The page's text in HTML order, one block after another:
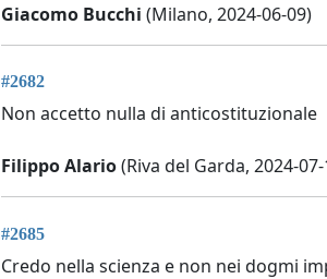
Giacomo Bucchi (Milano, 2024-06-09)
#2682
Non accetto nulla di anticostituzionale
Filippo Alario(Riva del Garda, 2024-
#2685
Credo nella scienza e non nei dogmi